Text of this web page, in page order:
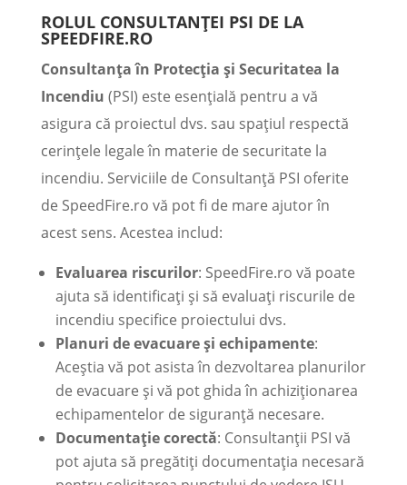
ROLUL CONSULTANȚEI PSI DE LA
SPEEDFIRE.RO
Consultanța în Protecția și Securitatea la
Incendiu (PSI) este esențială pentru a vă
asigura că proiectul dvs. sau spațiul respectă
cerințele legale în materie de securitate la
incendiu. Serviciile de Consultanță PSI oferite
de SpeedFire.ro vă pot fi de mare ajutor în
acest sens. Acestea includ:
Evaluarea riscurilor: SpeedFire.ro vă poate
ajuta să identificați și să evaluați riscurile de
incendiu specifice proiectului dvs.
Planuri de evacuare și echipamente:
Aceștia vă pot asista în dezvoltarea planurilor
de evacuare și vă pot ghida în achiziționarea
echipamentelor de siguranță necesare.
Documentație corectă: Consultanții PSI vă
pot ajuta să pregătiți documentația necesară